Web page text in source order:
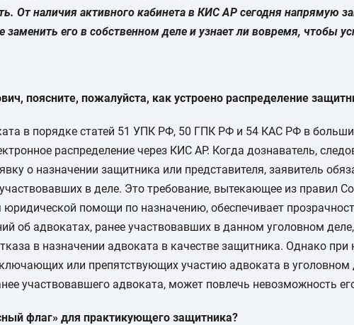
От наличия активного кабинета в КИС АР сегодня напрямую
заменить его в собственном деле и узнает ли вовремя, чтобы
поясните, пожалуйста, как устроено распределение
в порядке статей 51 УПК РФ, 50 ГПК РФ и 54 КАС РФ в
распределение через КИС АР. Когда дознаватель,
о назначении защитника или представителя, заявитель
в деле. Это требование, вытекающее из правил
юридической помощи по назначению, обеспечивает
об адвокатах, ранее участвовавших в данном уголовном
в назначении адвоката в качестве защитника. Однако при
или препятствующих участию адвоката в уголовном
участвовавшего адвоката, может повлечь невозможность
флаг» для практикующего защитника?